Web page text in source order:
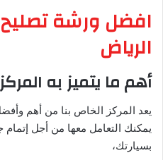
افضل ورشة
الرياض
أهم ما يتميز به
يعد المركز الخاص بنا من أهم
يمكنك التعامل معها من أجل إتمام
بسيارتك،